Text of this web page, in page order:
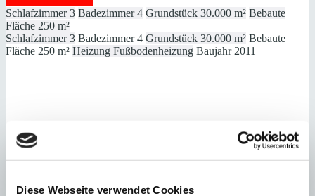
Diese Webseite verwendet Cookies
Schlafzimmer 3 Badezimmer 4 Grundstück 30.000 m² Bebaute
Fläche 250 m²
Schlafzimmer 3 Badezimmer 4 Grundstück 30.000 m² Bebaute
Fläche 250 m² Heizung Fußbodenheizung Baujahr 2011
Calvià - Son Font
Exklusives Villen-Ensemble mit fantastischem Meer- und
8.500.000